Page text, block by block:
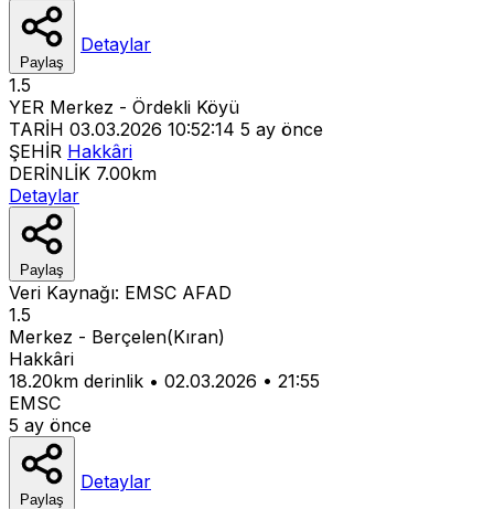
Paylaş
Detaylar
1.5
YER Merkez - Ördekli Köyü
TARİH 03.03.2026 10:52:14 5 ay önce
ŞEHİR Hakkâri
DERİNLİK 7.00km
Detaylar
Paylaş
Veri Kaynağı: EMSC AFAD
1.5
Merkez - Berçelen(Kıran)
Hakkâri
18.20km derinlik • 02.03.2026 • 21:55
EMSC
5 ay önce
Paylaş
Detaylar